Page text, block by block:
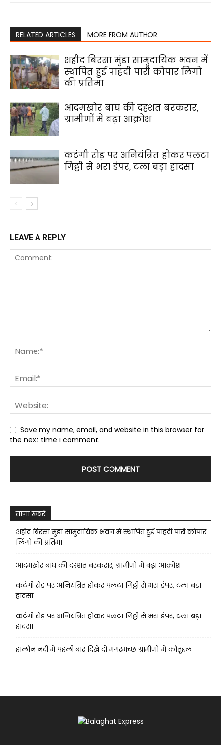
RELATED ARTICLES MORE FROM AUTHOR
शहीद बिरसा मुंडा सामुदायिक भवन में
स्थापित हुई पाहंदी पारी कोपार लिंगो
की प्रतिमा
आदमखोर बाघ की दहशत बरकरार,
ग्रामीणों में बढ़ा आक्रोश
कटंगी रोड़ पर अनियंत्रित होकर पलटा
गिट्टी से भरा डंपर, टला बड़ा हादसा
LEAVE A REPLY
Save my name, email, and website in this browser for
the next time I comment.
ताज़ा खबरे
शहीद बिरसा मुंडा सामुदायिक भवन में स्थापित हुई पाहंदी पारी कोपार
लिंगो की प्रतिमा
आदमखोर बाघ की दहशत बरकरार, ग्रामीणों में बढ़ा आक्रोश
कटंगी रोड़ पर अनियंत्रित होकर पलटा गिट्टी से भरा डंपर, टला बड़ा
हादसा
कटंगी रोड़ पर अनियंत्रित होकर पलटा गिट्टी से भरा डंपर, टला बड़ा
हादसा
हालौन नदी में पहली बार दिखे दो मगरमच्छ ग्रामीणों में कौतूहल